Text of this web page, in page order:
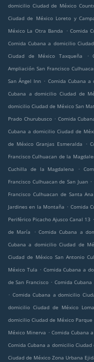
domicilio Ciudad de México
Ciudad de México Loreto y
México La Otra Banda
. Comida
Comida Cubana a domicilio
Ciudad de México Taxqueña
.
Ampliación San Francisco
San Ángel Inn . Comida Cubana
Cubana a domicilio Ciudad de
domicilio Ciudad de México San
Prado Churubusco . Comida
Cubana a domicilio Ciudad de
de México Granjas Esmeralda
.
Francisco Culhuacan de la
Cuchilla de la Magdalena
.
Francisco Culhuacan de San Juan .
Francisco Culhuacan de Santa Ana
Jardines en la Montaña . Comida
Periférico Picacho Ajusco Canal 13 .
de María
. Comida Cubana a
Cubana a domicilio Ciudad de
Ciudad de México San Antonio
México Tula . Comida Cubana a
de San Francisco . Comida
. Comida Cubana a domicilio
domicilio Ciudad de México
domicilio Ciudad de México Parque
México Minerva . Comida Cubana
Comida Cubana a domicilio Ciudad
Ciudad de México Zona Urbana